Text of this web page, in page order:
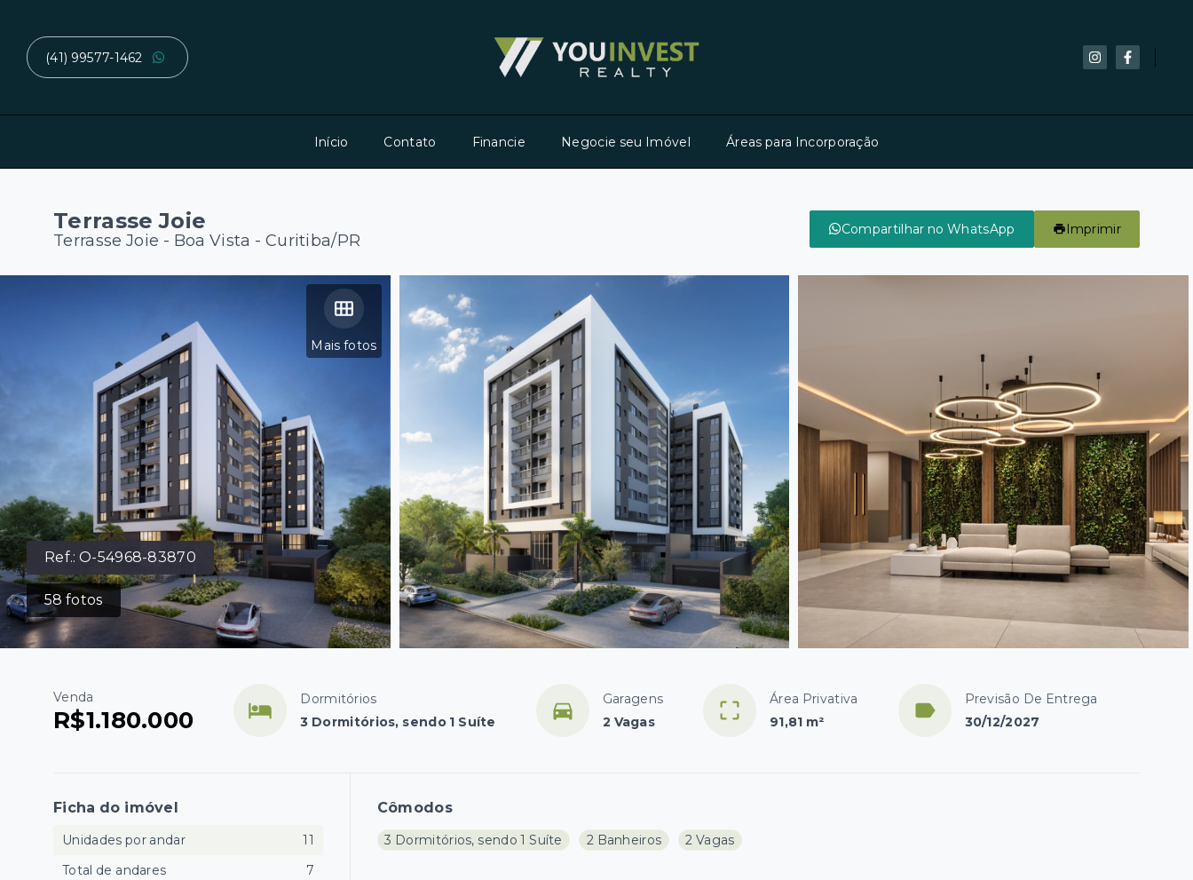
(41) 99577-1462
Início Contato Financie Negocie seu Imóvel Áreas para Incorporação
Terrasse Joie
Terrasse Joie - Boa Vista - Curitiba/PR
Compartilhar no WhatsApp Imprimir
Ref.:O-54968-83870
58 fotos
Mais fotos
Venda
R$1.180.000
Dormitórios
3 Dormitórios, sendo 1 Suíte
Garagens
2 Vagas
Área Privativa
91,81 m²
Previsão De Entrega
30/12/2027
Cômodos
3 Dormitórios, sendo 1 Suíte 2 Banheiros 2 Vagas
Ficha do imóvel
Unidades por andar
11
Total de andares
7